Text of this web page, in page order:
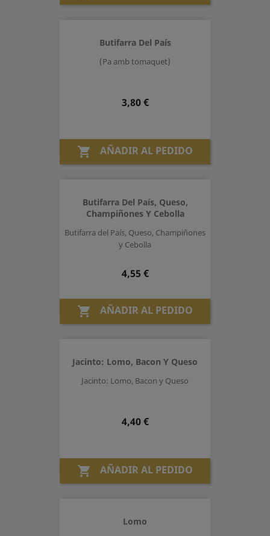
Butifarra Del País
(Pa amb tomaquet)
Precio
3,80 €
 AÑADIR AL PEDIDO
Butifarra Del País, Queso,
Champiñones Y Cebolla
Butifarra del País, Queso, Champiñones
y Cebolla
Precio
4,55 €
 AÑADIR AL PEDIDO
Jacinto: Lomo, Bacon Y Queso
Jacinto: Lomo, Bacon y Queso
Precio
4,40 €
 AÑADIR AL PEDIDO
Lomo